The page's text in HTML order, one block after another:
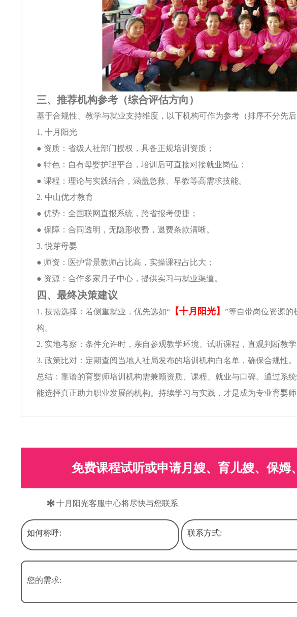
三、推荐机构参考（综合评估方向）
基于合规性、教学与就业支持维度，以下机构可作为参考（排序不分先
1. 十月阳光
● 资质：省级人社部门授权，具备正规培训资质；
● 特色：自有母婴护理平台，培训后可直接对接就业岗位；
● 课程：理论与实践结合，涵盖急救、早教等高需求技能。
2. 中山优才教育
● 优势：全国联网直报系统，跨省报考便捷；
● 保障：合同透明，无隐形收费，退费条款清晰。
3. 悦芽母婴
● 师资：医护背景教师占比高，实操课程占比大；
● 资源：合作多家月子中心，提供实习与就业渠道。
四、最终决策建议
1. 按需选择：若侧重就业，优先选如“ 【十月阳光】 ”等自带岗位资源
构。
2. 实地考察：条件允许时，亲自参观教学环境、试听课程，直观判断教
3. 政策比对：定期查阅当地人社局发布的培训机构白名单，确保合规性。
总结：靠谱的育婴师培训机构需兼顾资质、课程、就业与口碑。通过系
能选择真正助力职业发展的机构。持续学习与实践，才是成为专业育婴
免费课程试听或申请月嫂、育儿嫂、保姆
*十月阳光客服中心将尽快与您联系
如何称呼: 联系方式:
您的需求: